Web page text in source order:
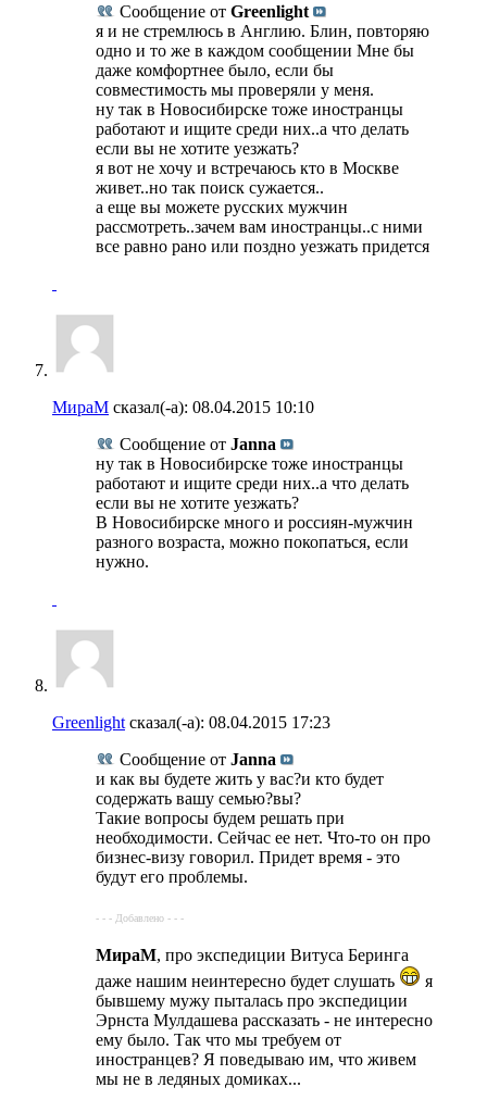
Сообщение от Greenlight
я и не стремлюсь в Англию. Блин, повторяю
одно и то же в каждом сообщении Мне бы
даже комфортнее было, если бы
совместимость мы проверяли у меня.
ну так в Новосибирске тоже иностранцы
работают и ищите среди них..а что делать
если вы не хотите уезжать?
я вот не хочу и встречаюсь кто в Москве
живет..но так поиск сужается..
а еще вы можете русских мужчин
рассмотреть..зачем вам иностранцы..с ними
все равно рано или поздно уезжать придется
МираМ сказал(-а): 08.04.2015 10:10
Сообщение от Janna
ну так в Новосибирске тоже иностранцы
работают и ищите среди них..а что делать
если вы не хотите уезжать?
В Новосибирске много и россиян-мужчин
разного возраста, можно покопаться, если
нужно.
Greenlight сказал(-а): 08.04.2015 17:23
Сообщение от Janna
и как вы будете жить у вас?и кто будет
содержать вашу семью?вы?
Такие вопросы будем решать при
необходимости. Сейчас ее нет. Что-то он про
бизнес-визу говорил. Придет время - это
будут его проблемы.
- - - Добавлено - - -
МираМ, про экспедиции Витуса Беринга
даже нашим неинтересно будет слушать
я
бывшему мужу пыталась про экспедиции
Эрнста Мулдашева рассказать - не интересно
ему было. Так что мы требуем от
иностранцев? Я поведываю им, что живем
мы не в ледяных домиках...